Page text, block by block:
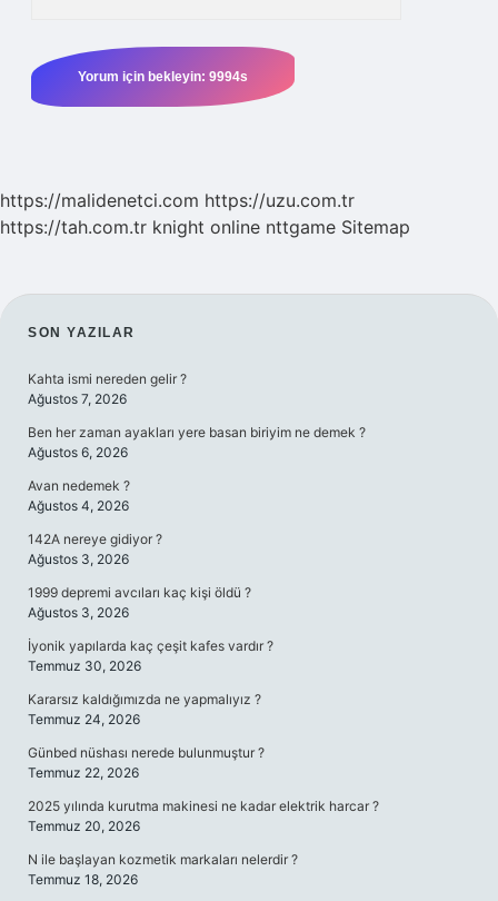
https://malidenetci.com https://uzu.com.tr
https://tah.com.tr knight online nttgame Sitemap
SIDEBAR
SON YAZILAR
Kahta ismi nereden gelir ?
Ağustos 7, 2026
Ben her zaman ayakları yere basan biriyim ne demek ?
Ağustos 6, 2026
Avan nedemek ?
Ağustos 4, 2026
142A nereye gidiyor ?
Ağustos 3, 2026
1999 depremi avcıları kaç kişi öldü ?
Ağustos 3, 2026
İyonik yapılarda kaç çeşit kafes vardır ?
Temmuz 30, 2026
Kararsız kaldığımızda ne yapmalıyız ?
Temmuz 24, 2026
Günbed nüshası nerede bulunmuştur ?
Temmuz 22, 2026
2025 yılında kurutma makinesi ne kadar elektrik harcar ?
Temmuz 20, 2026
N ile başlayan kozmetik markaları nelerdir ?
Temmuz 18, 2026